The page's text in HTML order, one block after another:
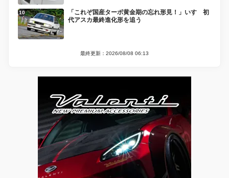
「これぞ国産ターボ黄金期の忘れ形見！」いすゞ初
代アスカ最終進化形を追う
最終更新：2026/08/08 06:13